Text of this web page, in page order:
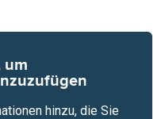
um
hinzu, die Sie